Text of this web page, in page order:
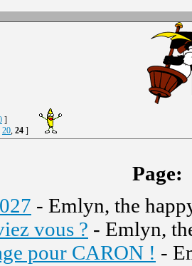
]
20, 24 ]
Page:
- Emlyn, the
vous ? - Emlyn,
pour CARON ! -